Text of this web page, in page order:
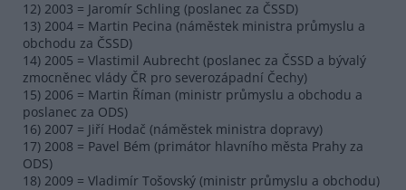
12) 2003 = Jaromír Schling (poslanec za ČSSD)
13) 2004 = Martin Pecina (náměstek ministra průmyslu a
obchodu za ČSSD)
14) 2005 = Vlastimil Aubrecht (poslanec za ČSSD a bývalý
zmocněnec vlády ČR pro severozápadní Čechy)
15) 2006 = Martin Říman (ministr průmyslu a obchodu a
poslanec za ODS)
16) 2007 = Jiří Hodač (náměstek ministra dopravy)
17) 2008 = Pavel Bém (primátor hlavního města Prahy za
ODS)
18) 2009 = Vladimír Tošovský (ministr průmyslu a obchodu)